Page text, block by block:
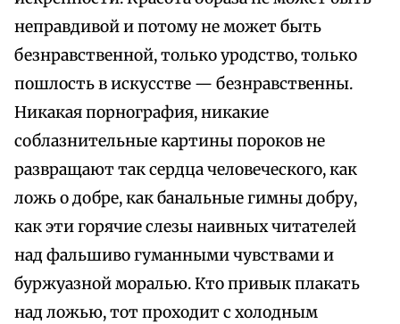
неправдивой и потому не может быть
безнравственной, только уродство, только
пошлость в искусстве — безнравственны.
Никакая порнография, никакие
соблазнительные картины пороков не
развращают так сердца человеческого, как
ложь о добре, как банальные гимны добру,
как эти горячие слезы наивных читателей
над фальшиво гуманными чувствами и
буржуазной моралью. Кто привык плакать
над ложью, тот проходит с холодным